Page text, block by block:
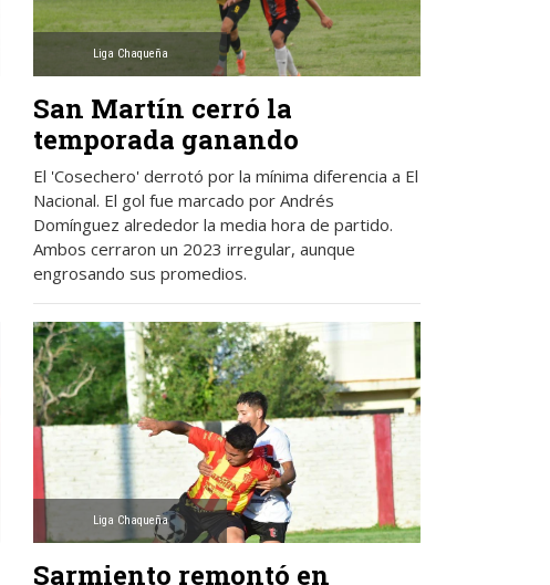
Liga Chaqueña
San Martín cerró la
temporada ganando
El 'Cosechero' derrotó por la mínima diferencia a El
Nacional. El gol fue marcado por Andrés
Domínguez alrededor la media hora de partido.
Ambos cerraron un 2023 irregular, aunque
engrosando sus promedios.
Liga Chaqueña
Sarmiento remontó en